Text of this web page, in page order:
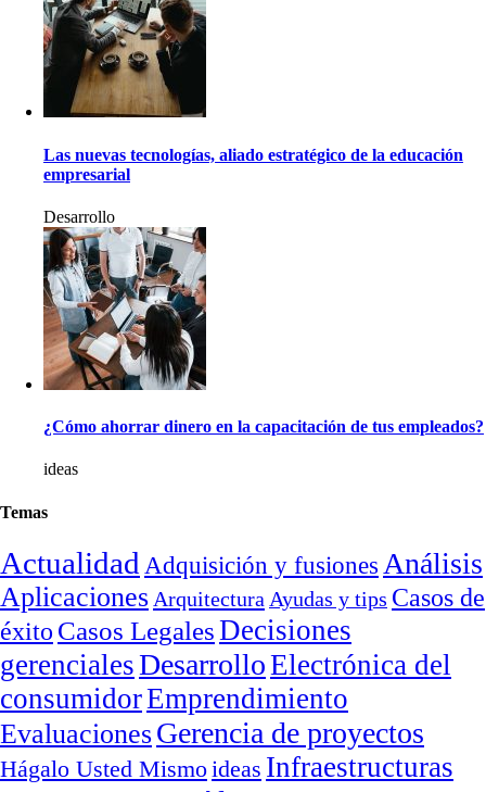
Las nuevas tecnologías, aliado estratégico de la educación
empresarial
Desarrollo
¿Cómo ahorrar dinero en la capacitación de tus empleados?
ideas
Temas
Actualidad Adquisición y fusiones Análisis
Aplicaciones Arquitectura Ayudas y tips Casos de
éxito Casos LegalesDecisiones
gerencialesDesarrolloElectrónica del
consumidorEmprendimiento
EvaluacionesGerencia de proyectos
Hágalo Usted Mismoideas Infraestructuras